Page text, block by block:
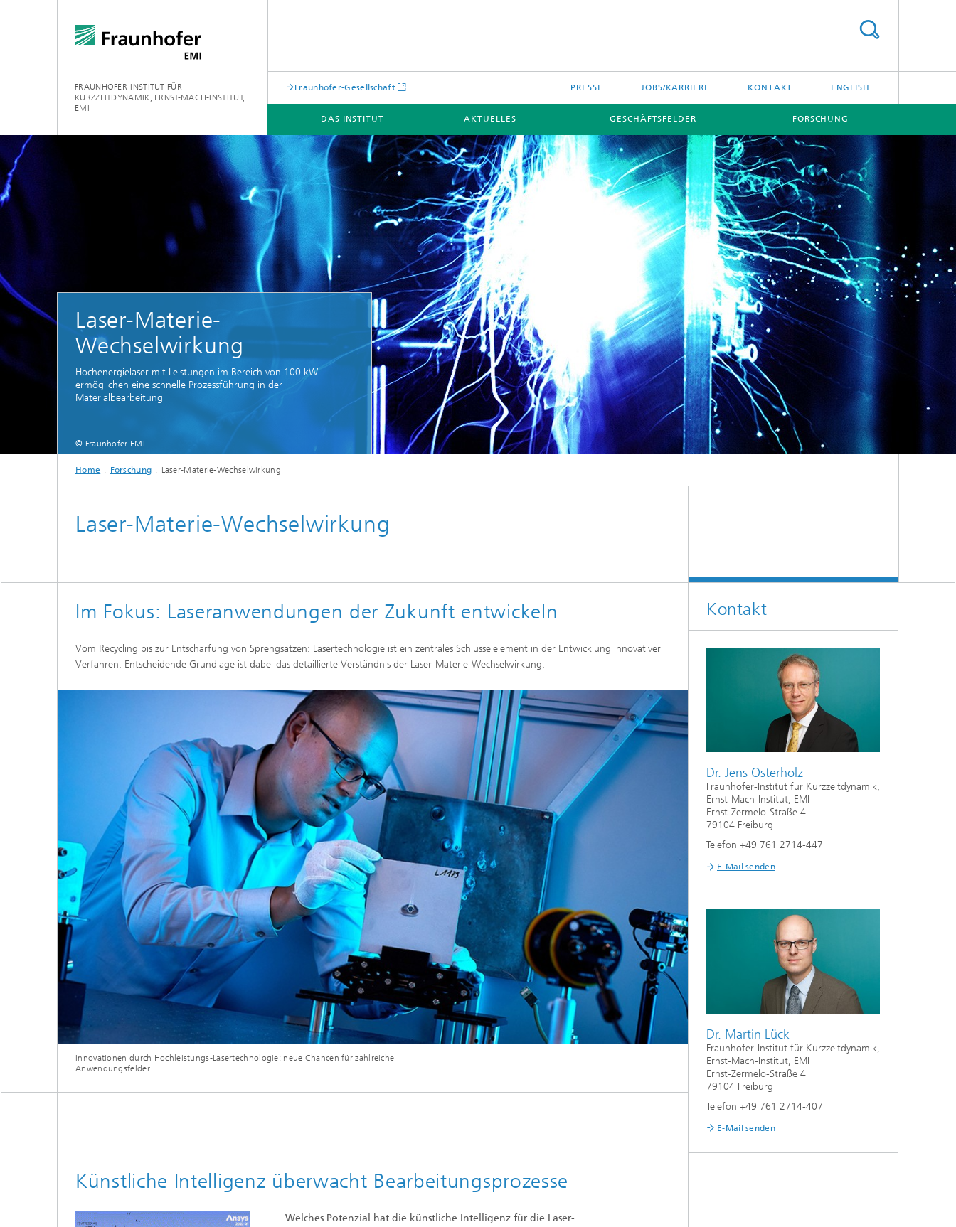
FRAUNHOFER-INSTITUT FÜR
KURZZEITDYNAMIK, ERNST-MACH-INSTITUT,
EMI
Fraunhofer-Gesellschaft PRESSE JOBS/KARRIERE KONTAKT ENGLISH
DAS INSTITUT AKTUELLES GESCHÄFTSFELDER FORSCHUNG
Laser-Materie-
Wechselwirkung
Hochenergielaser mit Leistungen im Bereich von 100 kW
ermöglichen eine schnelle Prozessführung in der
Materialbearbeitung
© Fraunhofer EMI
Home Forschung Laser-Materie-Wechselwirkung
Laser-Materie-Wechselwirkung
Im Fokus: Laseranwendungen der Zukunft entwickeln
Vom Recycling bis zur Entschärfung von Sprengsätzen: Lasertechnologie ist ein zentrales Schlüsselelement in der Entwicklung innovativer
Verfahren. Entscheidende Grundlage ist dabei das detaillierte Verständnis der Laser-Materie-Wechselwirkung.
Innovationen durch Hochleistungs-Lasertechnologie: neue Chancen für zahlreiche
Anwendungsfelder.
Künstliche Intelligenz überwacht Bearbeitungsprozesse
Welches Potenzial hat die künstliche Intelligenz für die Laser-
Kontakt
Dr. Jens Osterholz
Fraunhofer-Institut für Kurzzeitdynamik,
Ernst-Mach-Institut, EMI
Ernst-Zermelo-Straße 4
79104 Freiburg
Telefon +49 761 2714-447
E-Mail senden
Dr. Martin Lück
Fraunhofer-Institut für Kurzzeitdynamik,
Ernst-Mach-Institut, EMI
Ernst-Zermelo-Straße 4
79104 Freiburg
Telefon +49 761 2714-407
E-Mail senden